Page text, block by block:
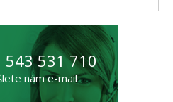
543 531 710
nám e-mail